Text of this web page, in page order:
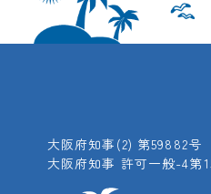
大阪府知事(2) 第59882号
大阪府知事 許可一般-4第